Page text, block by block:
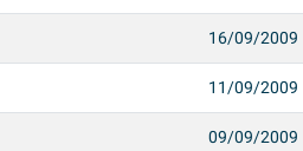
16/09/2009
11/09/2009
09/09/2009